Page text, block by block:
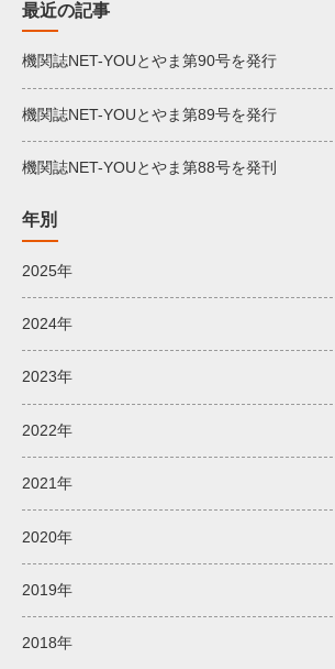
最近の記事
機関誌NET-YOUとやま第90号を発行
機関誌NET-YOUとやま第89号を発行
機関誌NET-YOUとやま第88号を発刊
年別
2025年
2024年
2023年
2022年
2021年
2020年
2019年
2018年